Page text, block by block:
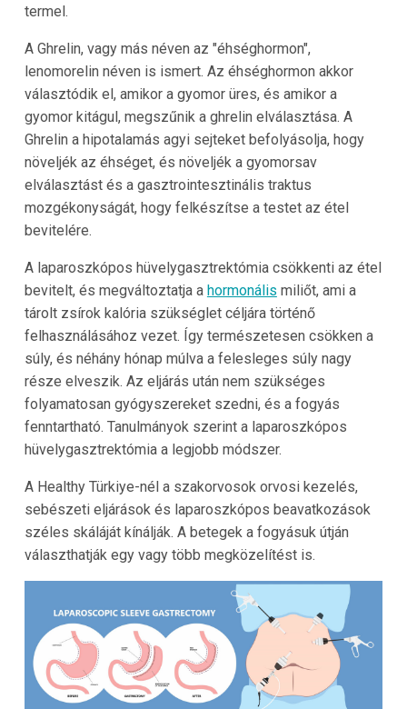
termel.
A Ghrelin, vagy más néven az "éhséghormon",
lenomorelin néven is ismert. Az éhséghormon akkor
választódik el, amikor a gyomor üres, és amikor a
gyomor kitágul, megszűnik a ghrelin elválasztása. A
Ghrelin a hipotalamás agyi sejteket befolyásolja, hogy
növeljék az éhséget, és növeljék a gyomorsav
elválasztást és a gasztrointesztinális traktus
mozgékonyságát, hogy felkészítse a testet az étel
bevitelére.
A laparoszkópos hüvelygasztrektómia csökkenti az étel
bevitelt, és megváltoztatja a hormonális miliőt, ami a
tárolt zsírok kalória szükséglet céljára történő
felhasználásához vezet. Így természetesen csökken a
súly, és néhány hónap múlva a felesleges súly nagy
része elveszik. Az eljárás után nem szükséges
folyamatosan gyógyszereket szedni, és a fogyás
fenntartható. Tanulmányok szerint a laparoszkópos
hüvelygasztrektómia a legjobb módszer.
A Healthy Türkiye-nél a szakorvosok orvosi kezelés,
sebészeti eljárások és laparoszkópos beavatkozások
széles skáláját kínálják. A betegek a fogyásuk útján
választhatják egy vagy több megközelítést is.